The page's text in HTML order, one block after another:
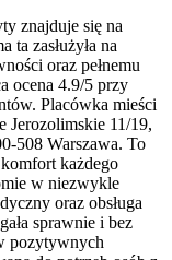
znajduje się na
zasłużyła na
oraz pełnemu
ocena 4.9/5 przy
Placówka mieści
Jerozolimskie 11/19,
508 Warszawa. To
każdego
w niezwykle
oraz obsługa
sprawnie i bez
pozytywnych